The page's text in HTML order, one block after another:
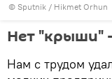
© Sputnik / Hikmet Orhun
Нет "крыши"
Нам с трудом